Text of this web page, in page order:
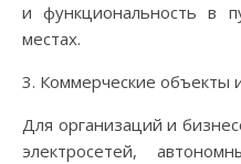
и функциональность в
местах.
3. Коммерческие объекты
Для организаций и
электросетей,